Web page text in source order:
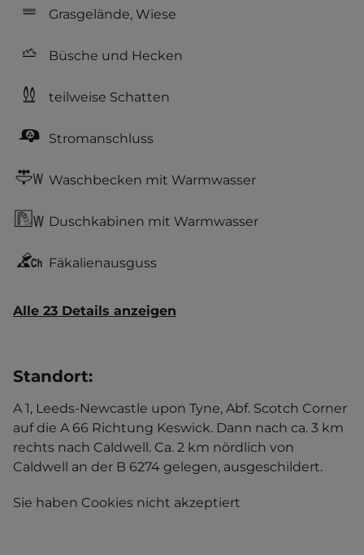
Grasgelände, Wiese
Büsche und Hecken
teilweise Schatten
Stromanschluss
Waschbecken mit Warmwasser
Duschkabinen mit Warmwasser
Fäkalienausguss
Alle 23 Details anzeigen
Standort:
A 1, Leeds-Newcastle upon Tyne, Abf. Scotch Corner
auf die A 66 Richtung Keswick. Dann nach ca. 3 km
rechts nach Caldwell. Ca. 2 km nördlich von
Caldwell an der B 6274 gelegen, ausgeschildert.
Sie haben Cookies nicht akzeptiert